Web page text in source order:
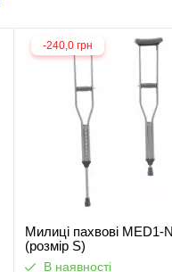
-240,0 грн
Милиці пахвові MED1-
(розмір S)
В наявності